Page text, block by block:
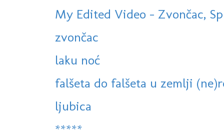
My Edited Video - Zvončac,
zvončac
laku noć
falšeta do falšeta u zemlji
ljubica
*****